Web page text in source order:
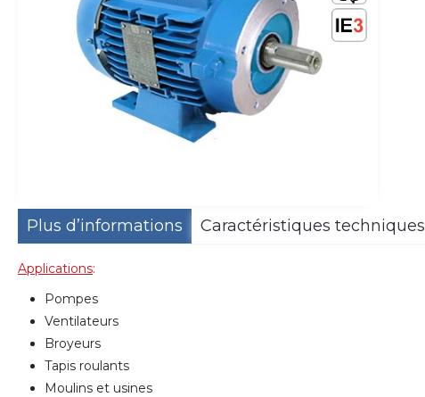
Plus d’informations Caractéristiques techniques
Applications:
Pompes
Ventilateurs
Broyeurs
Tapis roulants
Moulins et usines